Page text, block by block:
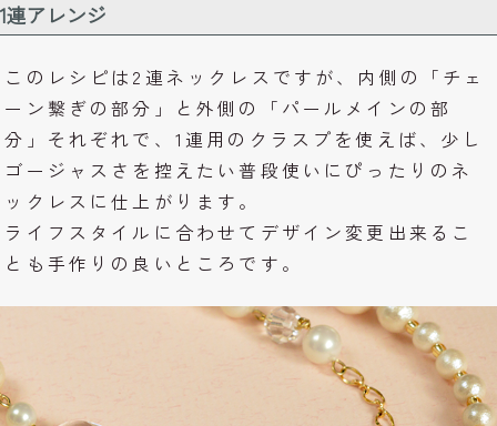
1連アレンジ
このレシピは2連ネックレスですが、内側の「チェ
ーン繋ぎの部分」と外側の「パールメインの部
分」それぞれで、1連用のクラスプを使えば、少し
ゴージャスさを控えたい普段使いにぴったりのネ
ックレスに仕上がります。
ライフスタイルに合わせてデザイン変更出来るこ
とも手作りの良いところです。